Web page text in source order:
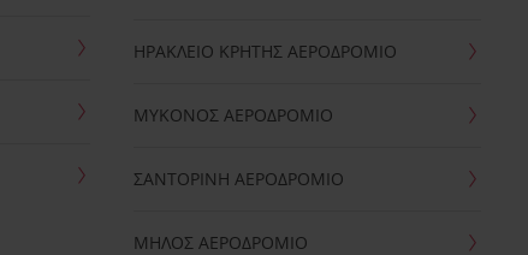
ΗΡΑΚΛΕΙΟ ΚΡΗΤΗΣ ΑΕΡΟΔΡΟΜΙΟ
ΜΥΚΟΝΟΣ ΑΕΡΟΔΡΟΜΙΟ
ΣΑΝΤΟΡΙΝΗ ΑΕΡΟΔΡΟΜΙΟ
ΜΗΛΟΣ ΑΕΡΟΔΡΟΜΙΟ